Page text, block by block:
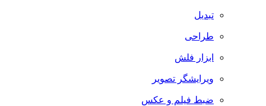
تبدیل
طراحی
ابزار فلش
ویرایشگر تصویر
ضبط فيلم و عكس